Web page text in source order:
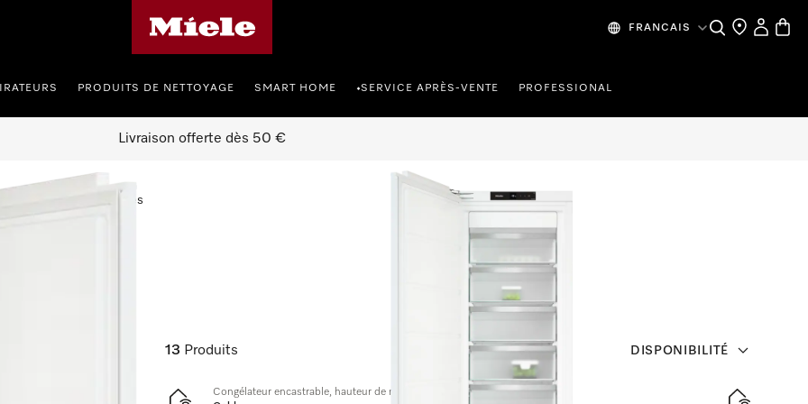
FRANCAIS Recherche
MesPanier
PRODUITS DE NETTOYAGE SMART HOME •SERVICE APRÈS-VENTE PROFESSIONAL
Livraison offerte dès 50 €
encastrables
13 Produits DISPONIBILITÉ
Congélateur encastrable, hauteur de niche 178 cm